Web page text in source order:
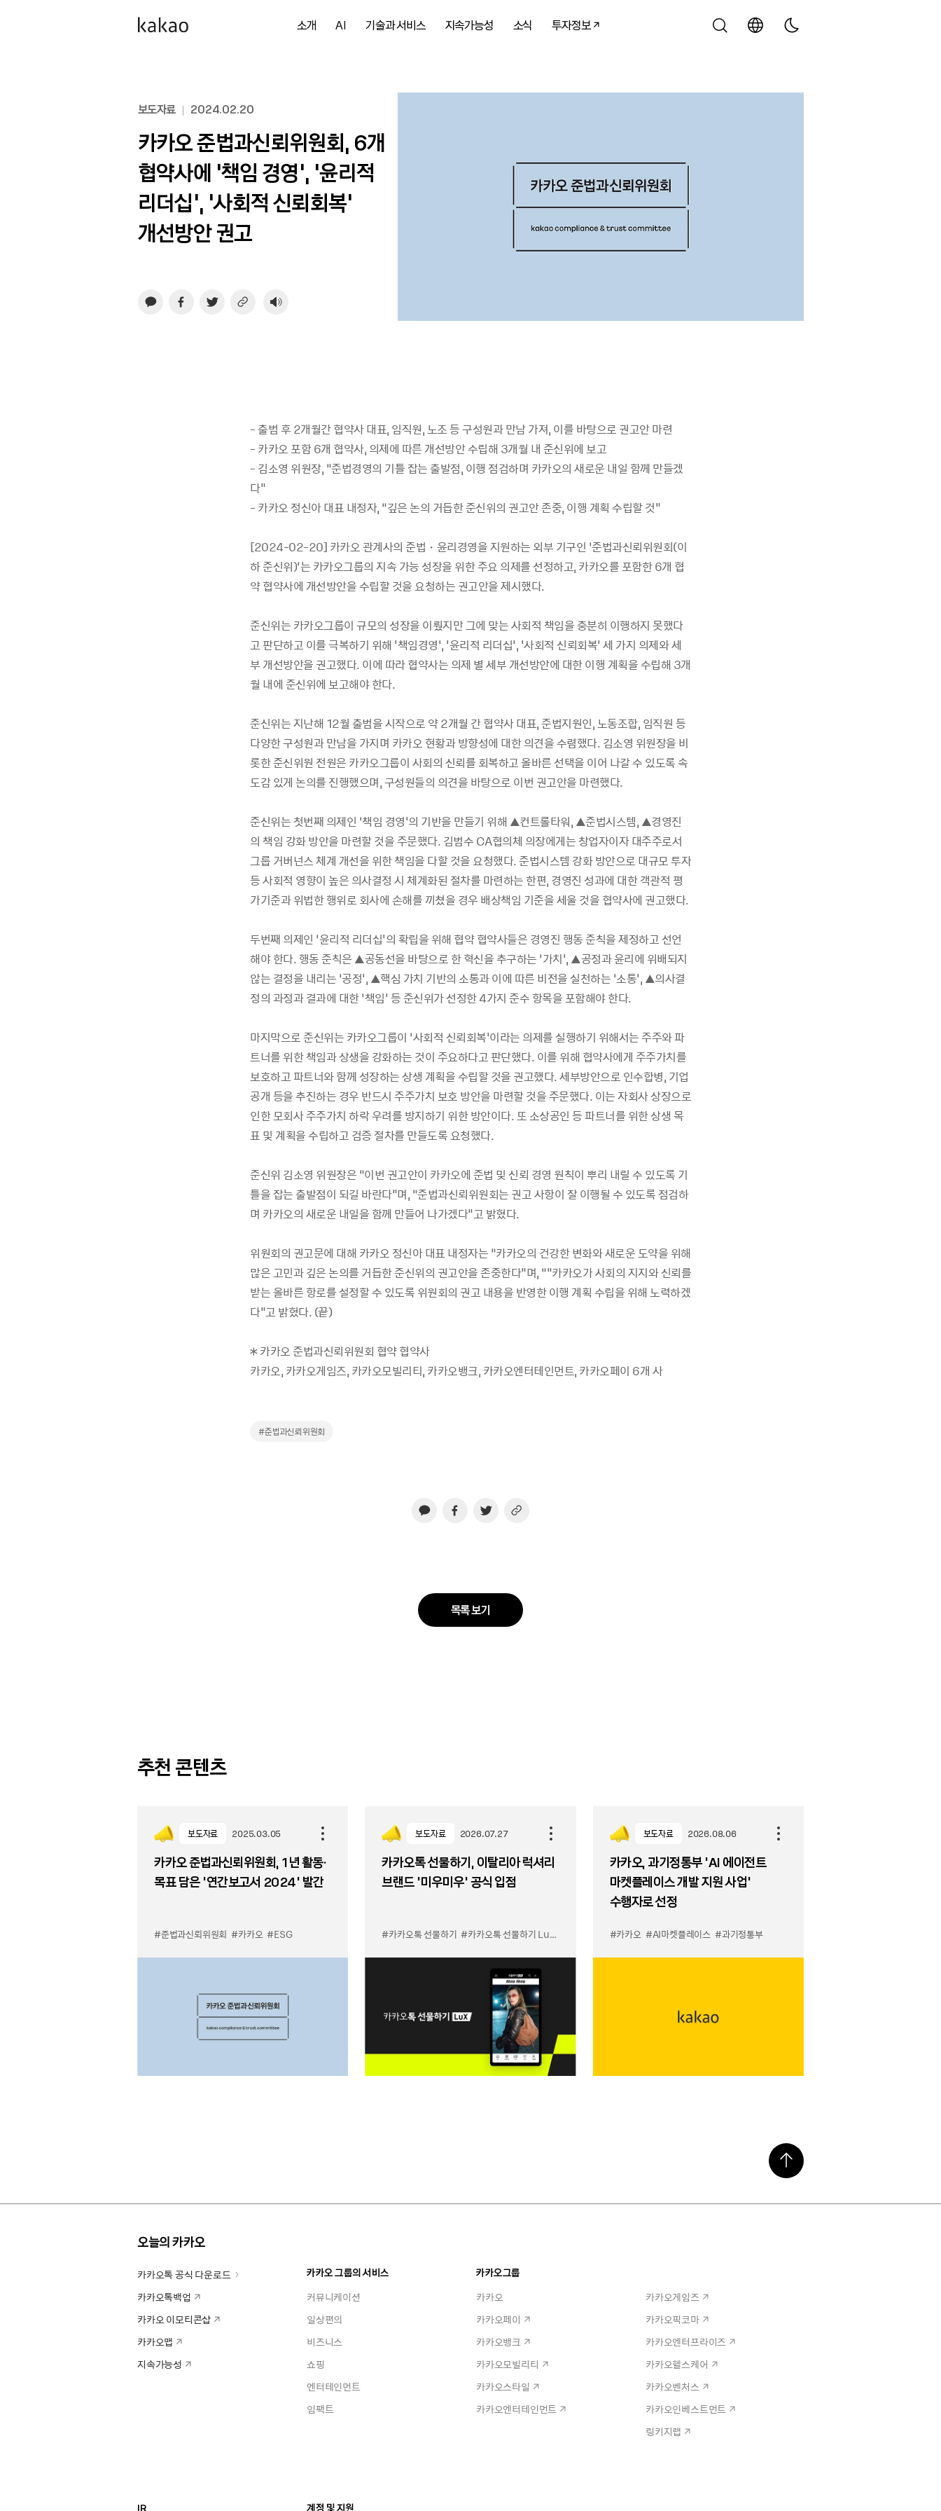
소개 AI 기술과 서비스 지속가능성 소식 투자정보
보도자료 2024.02.20
카카오 준법과신뢰위원회, 6개
협약사에 ‘책임 경영', ‘윤리적
리더십’, ‘사회적 신뢰회복'
개선방안 권고
- 출범 후 2개월간 협약사 대표, 임직원, 노조 등 구성원과 만남 가져, 이를 바탕으로 권고안 마련
- 카카오 포함 6개 협약사, 의제에 따른 개선방안 수립해 3개월 내 준신위에 보고
- 김소영 위원장, “준법경영의 기틀 잡는 출발점, 이행 점검하며 카카오의 새로운 내일 함께 만들겠
다"
- 카카오 정신아 대표 내정자, “깊은 논의 거듭한 준신위의 권고안 존중, 이행 계획 수립할 것"
[2024-02-20] 카카오 관계사의 준법・윤리경영을 지원하는 외부 기구인 ‘준법과신뢰위원회(이
하 준신위)’는 카카오그룹의 지속 가능 성장을 위한 주요 의제를 선정하고, 카카오를 포함한 6개 협
약 협약사에 개선방안을 수립할 것을 요청하는 권고안을 제시했다.
준신위는 카카오그룹이 규모의 성장을 이뤘지만 그에 맞는 사회적 책임을 충분히 이행하지 못했다
고 판단하고 이를 극복하기 위해 '책임경영', '윤리적 리더십', '사회적 신뢰회복' 세 가지 의제와 세
부 개선방안을 권고했다. 이에 따라 협약사는 의제 별 세부 개선방안에 대한 이행 계획을 수립해 3개
월 내에 준신위에 보고해야 한다.
준신위는 지난해 12월 출범을 시작으로 약 2개월 간 협약사 대표, 준법지원인, 노동조합, 임직원 등
다양한 구성원과 만남을 가지며 카카오 현황과 방향성에 대한 의견을 수렴했다. 김소영 위원장을 비
롯한 준신위원 전원은 카카오그룹이 사회의 신뢰를 회복하고 올바른 선택을 이어 나갈 수 있도록 속
도감 있게 논의를 진행했으며, 구성원들의 의견을 바탕으로 이번 권고안을 마련했다.
준신위는 첫번째 의제인 ‘책임 경영'의 기반을 만들기 위해 ▲컨트롤타워, ▲준법시스템, ▲경영진
의 책임 강화 방안을 마련할 것을 주문했다. 김범수 CA협의체 의장에게는 창업자이자 대주주로서
그룹 거버넌스 체계 개선을 위한 책임을 다할 것을 요청했다. 준법시스템 강화 방안으로 대규모 투자
등 사회적 영향이 높은 의사결정 시 체계화된 절차를 마련하는 한편, 경영진 성과에 대한 객관적 평
가기준과 위법한 행위로 회사에 손해를 끼쳤을 경우 배상책임 기준을 세울 것을 협약사에 권고했다.
두번째 의제인 ‘윤리적 리더십'의 확립을 위해 협약 협약사들은 경영진 행동 준칙을 제정하고 선언
해야 한다. 행동 준칙은 ▲공동선을 바탕으로 한 혁신을 추구하는 ‘가치', ▲공정과 윤리에 위배되지
않는 결정을 내리는 ‘공정', ▲핵심 가치 기반의 소통과 이에 따른 비전을 실천하는 ‘소통', ▲의사결
정의 과정과 결과에 대한 ‘책임' 등 준신위가 선정한 4가지 준수 항목을 포함해야 한다.
마지막으로 준신위는 카카오그룹이 ‘사회적 신뢰회복'이라는 의제를 실행하기 위해서는 주주와 파
트너를 위한 책임과 상생을 강화하는 것이 주요하다고 판단했다. 이를 위해 협약사에게 주주가치를
보호하고 파트너와 함께 성장하는 상생 계획을 수립할 것을 권고했다. 세부방안으로 인수합병, 기업
공개 등을 추진하는 경우 반드시 주주가치 보호 방안을 마련할 것을 주문했다. 이는 자회사 상장으로
인한 모회사 주주가치 하락 우려를 방지하기 위한 방안이다. 또 소상공인 등 파트너를 위한 상생 목
표 및 계획을 수립하고 검증 절차를 만들도록 요청했다.
준신위 김소영 위원장은 “이번 권고안이 카카오에 준법 및 신뢰 경영 원칙이 뿌리 내릴 수 있도록 기
틀을 잡는 출발점이 되길 바란다"며, “준법과신뢰위원회는 권고 사항이 잘 이행될 수 있도록 점검하
며 카카오의 새로운 내일을 함께 만들어 나가겠다"고 밝혔다.
위원회의 권고문에 대해 카카오 정신아 대표 내정자는 “카카오의 건강한 변화와 새로운 도약을 위해
많은 고민과 깊은 논의를 거듭한 준신위의 권고안을 존중한다"며, “"카카오가 사회의 지지와 신뢰를
받는 올바른 항로를 설정할 수 있도록 위원회의 권고 내용을 반영한 이행 계획 수립을 위해 노력하겠
다"고 밝혔다. (끝)
※ 카카오 준법과신뢰위원회 협약 협약사
카카오, 카카오게임즈, 카카오모빌리티, 카카오뱅크, 카카오엔터테인먼트, 카카오페이 6개 사
#준법과신뢰위원회
목록 보기
추천 콘텐츠
보도자료 2025.03.05
카카오 준법과신뢰위원회, 1년 활동·
목표 담은 ‘연간보고서 2024’ 발간
#준법과신뢰위원회 #카카오 #ESG
보도자료 2026.07.27
카카오톡 선물하기, 이탈리아 럭셔리
브랜드 '미우미우' 공식 입점
#카카오톡 선물하기 #카카오톡 선물하기 LuX 미우미우 입점 #선물하기 LuX #선물하기 미우미우 입점
보도자료 2026.08.06
카카오, 과기정통부 ‘AI 에이전트
마켓플레이스 개발 지원 사업’
수행자로 선정
#카카오 #AI마켓플레이스 #과기정통부
오늘의 카카오
카카오톡 공식 다운로드
카카오톡백업
카카오 이모티콘샵
카카오맵
지속가능성
카카오 그룹의 서비스
커뮤니케이션
일상편의
비즈니스
쇼핑
엔터테인먼트
임팩트
카카오그룹
카카오
카카오페이
카카오뱅크
카카오모빌리티
카카오스타일
카카오엔터테인먼트
카카오게임즈
카카오픽코마
카카오엔터프라이즈
카카오헬스케어
카카오벤처스
카카오인베스트먼트
링키지랩
IR 계정 및 지원